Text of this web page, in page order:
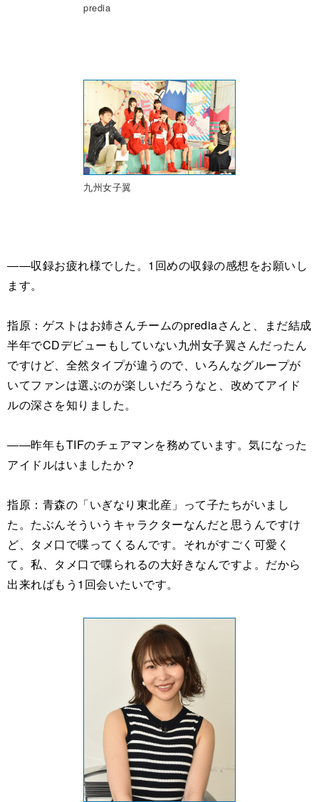
predia
九州女子翼
――収録お疲れ様でした。1回めの収録の感想をお願いし
ます。
指原：ゲストはお姉さんチームのprediaさんと、まだ結成
半年でCDデビューもしていない九州女子翼さんだったん
ですけど、全然タイプが違うので、いろんなグループが
いてファンは選ぶのが楽しいだろうなと、改めてアイド
ルの深さを知りました。
――昨年もTIFのチェアマンを務めています。気になった
アイドルはいましたか？
指原：青森の「いぎなり東北産」って子たちがいまし
た。たぶんそういうキャラクターなんだと思うんですけ
ど、タメ口で喋ってくるんです。それがすごく可愛く
て。私、タメ口で喋られるの大好きなんですよ。だから
出来ればもう1回会いたいです。